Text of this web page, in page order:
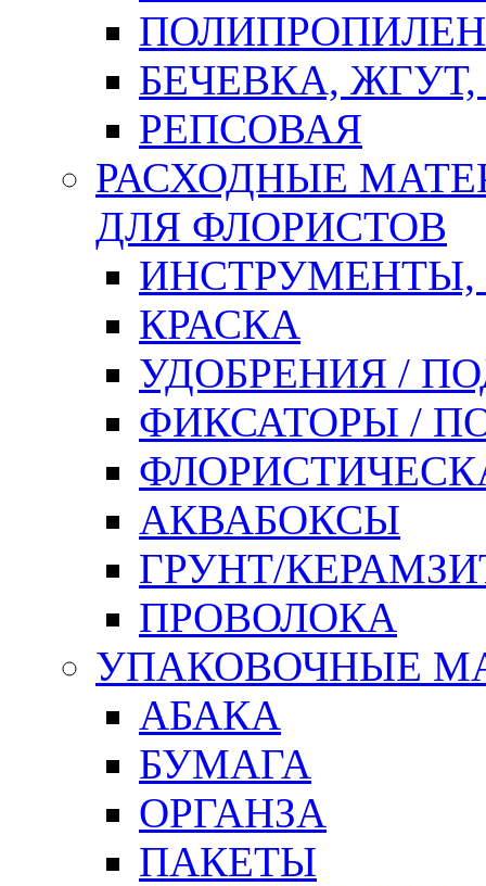
БЕЧЕВКА,
РЕПСОВАЯ
РАСХОДНЫЕ
ДЛЯ ФЛОРИСТОВ
ИНСТРУМЕНТЫ,
КРАСКА
УДОБРЕНИЯ /
ФИКСАТОРЫ /
АКВАБОКСЫ
ГРУНТ/
ПРОВОЛОКА
УПАКОВОЧНЫЕ
АБАКА
БУМАГА
ОРГАНЗА
ПАКЕТЫ